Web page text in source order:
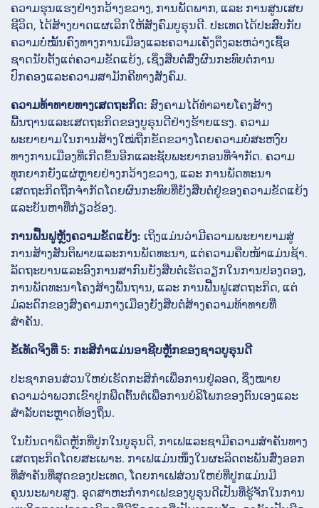
ຄວາມຮຸນແຮງຢ່າງກວ້າງຂວາງ, ການພັດພາກ, ແລະ ການສູນເສຍ
ຊີວິດ, ໄດ້ສ້າງບາດແຜເລິກໃຫ້ສັງຄົມບູຣຸນດີ. ປະເທດໄດ້ປະສົບກັບ
ຄວາມບໍ່ໝັ້ນຄົງທາງການເມືອງແລະຄວາມເຄັ່ງຕຶງລະຫວ່າງເຊື້ອ
ຊາດນັບຕັ້ງແຕ່ຄວາມຂັດແຍ້ງ, ເຊິ່ງສືບຕໍ່ສົ່ງຜົນກະທົບຕໍ່ການ
ປົກຄອງແລະຄວາມສາມັກຄີທາງສັງຄົມ.
ຄວາມທ້າທາຍທາງເສດຖະກິດ: ສົງຄາມໄດ້ທຳລາຍໂຄງສ້າງ
ພື້ນຖານແລະເສດຖະກິດຂອງບູຣຸນດີຢ່າງຮ້າຍແຮງ. ຄວາມ
ພະຍາຍາມໃນການສ້າງໃໝ່ຖືກຂັດຂວາງໂດຍຄວາມບໍ່ສະຫງົບ
ທາງການເມືອງທີ່ເກີດຂຶ້ນອີກແລະຊັບພະຍາກອນທີ່ຈຳກັດ. ຄວາມ
ທຸກຍາກຍັງແຜ່ຫຼາຍຢ່າງກວ້າງຂວາງ, ແລະ ການພັດທະນາ
ເສດຖະກິດຖືກຈຳກັດໂດຍຜົນກະທົບທີ່ຍັງສືບຕໍ່ຢູ່ຂອງຄວາມຂັດແຍ້ງ
ແລະບັນຫາທີ່ກ່ຽວຂ້ອງ.
ການຟື້ນຟູຫຼັງຄວາມຂັດແຍ້ງ: ເຖິງແມ່ນວ່າມີຄວາມພະຍາຍາມສູ່
ການສ້າງສັນຕິພາບແລະການພັດທະນາ, ແຕ່ຄວາມຄືບໜ້າແມ່ນຊ້າ.
ລັດຖະບານແລະອົງການສາກົນຍັງສືບຕໍ່ເຮັດວຽກໃນການປອງດອງ,
ການພັດທະນາໂຄງສ້າງພື້ນຖານ, ແລະ ການຟື້ນຟູເສດຖະກິດ, ແຕ່
ມໍລະດົກຂອງສົງຄາມກາງເມືອງຍັງສືບຕໍ່ສ້າງຄວາມທ້າທາຍທີ່
ສຳຄັນ.
ຂໍ້ເທັດຈິງທີ່ 5: ກະສິກຳແມ່ນອາຊີບຫຼັກຂອງຊາວບູຣຸນດີ
ປະຊາກອນສ່ວນໃຫຍ່ເຮັດກະສິກຳເພື່ອການຢູ່ລອດ, ຊຶ່ງໝາຍ
ຄວາມວ່າພວກເຂົາປູກພືດຕົ້ນຕໍເພື່ອການບໍລິໂພກຂອງຕົນເອງແລະ
ສຳລັບຕະຫຼາດທ້ອງຖິ່ນ.
ໃນບັນດາພືດຫຼັກທີ່ປູກໃນບູຣຸນດີ, ກາເຟແລະຊາມີຄວາມສຳຄັນທາງ
ເສດຖະກິດໂດຍສະເພາະ. ກາເຟແມ່ນໜຶ່ງໃນຜະລິດຕະພັນສົ່ງອອກ
ທີ່ສຳຄັນທີ່ສຸດຂອງປະເທດ, ໂດຍກາເຟສ່ວນໃຫຍ່ທີ່ປູກແມ່ນມີ
ຄຸນນະພາບສູງ. ອຸດສາຫະກຳກາເຟຂອງບູຣຸນດີເປັນທີ່ຮູ້ຈັກໃນການ